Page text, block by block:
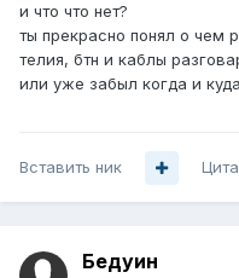
и что что нет?
ты прекрасно понял о чем
телия, бтн и каблы
или уже забыл когда и
Вставить ник
Бедуин